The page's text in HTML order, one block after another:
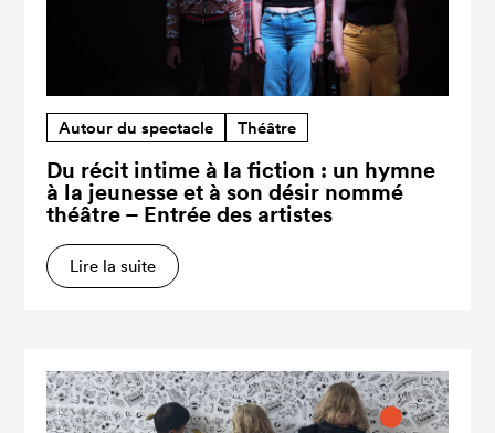
Autour du spectacle Théâtre
Du récit intime à la fiction : un hymne
à la jeunesse et à son désir nommé
théâtre – Entrée des artistes
Lire la suite